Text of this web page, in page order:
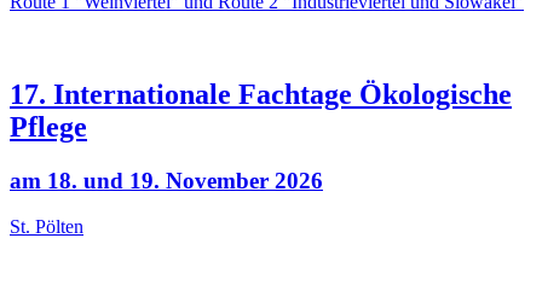
17. Internationale Fachtage Ökologische
Pflege
am 18. und 19. November 2026
St. Pölten